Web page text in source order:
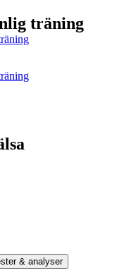
träning
& analyser